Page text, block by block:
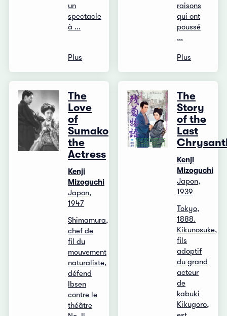
un
spectacle
à ...
Plus
raisons
qui ont
poussé
...
Plus
The
Love
of
Sumako
the
Actress
Kenji
Mizoguchi
Japon,
1947
Shimamura,
chef de
fil du
mouvement
naturaliste,
défend
Ibsen
contre le
théâtre
The
Story
of the
Last
Kenji
Mizoguchi
Japon,
1939
Tokyo,
1888.
Kikunosuke,
fils
adoptif
du grand
acteur
de
kabuki
Kikugoro,